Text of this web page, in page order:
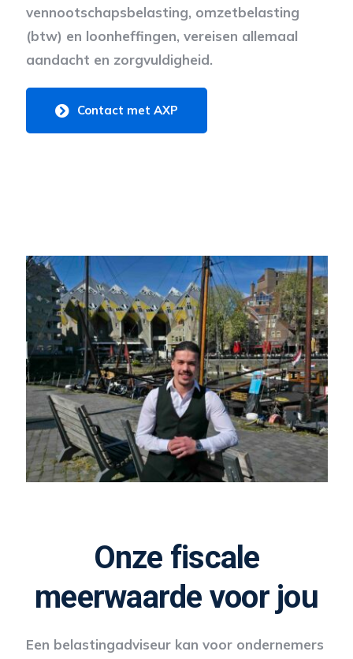
vennootschapsbelasting, omzetbelasting
(btw) en loonheffingen, vereisen allemaal
aandacht en zorgvuldigheid.
Contact met AXP
Onze fiscale
meerwaarde voor jou
Een belastingadviseur kan voor ondernemers